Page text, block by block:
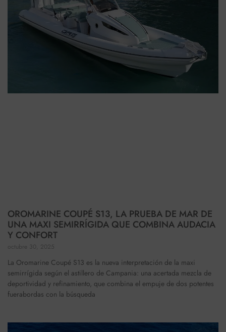
OROMARINE COUPÉ S13, LA PRUEBA DE MAR DE
UNA MAXI SEMIRRÍGIDA QUE COMBINA AUDACIA
Y CONFORT
octubre 30, 2025
La Oromarine Coupé S13 es la nueva interpretación de la maxi
semirrígida según el astillero de Campania: una acertada mezcla de
deportividad y refinamiento, que combina el empuje de dos potentes
fuerabordas con la búsqueda